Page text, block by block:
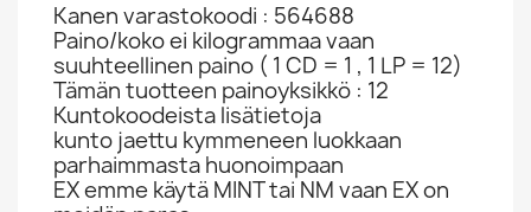
Kanen varastokoodi : 564688
Paino/koko ei kilogrammaa vaan
suuhteellinen paino ( 1 CD = 1 , 1 LP = 12)
Tämän tuotteen painoyksikkö : 12
Kuntokoodeista lisätietoja
kunto jaettu kymmeneen luokkaan
parhaimmasta huonoimpaan
EX emme käytä MINT tai NM vaan EX on